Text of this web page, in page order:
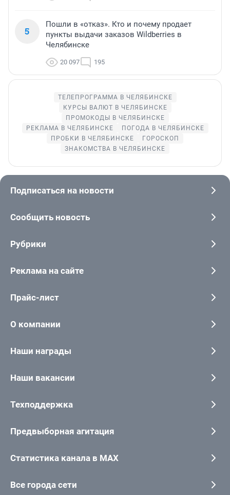
5
Пошли в «отказ». Кто и почему продает
пункты выдачи заказов Wildberries в
Челябинске
20 097 195
ТЕЛЕПРОГРАММА В ЧЕЛЯБИНСКЕ
КУРСЫ ВАЛЮТ В ЧЕЛЯБИНСКЕ
ПРОМОКОДЫ В ЧЕЛЯБИНСКЕ
РЕКЛАМА В ЧЕЛЯБИНСКЕ
ПОГОДА В ЧЕЛЯБИНСКЕ
ПРОБКИ В ЧЕЛЯБИНСКЕ
ГОРОСКОП
ЗНАКОМСТВА В ЧЕЛЯБИНСКЕ
Подписаться на новости
Сообщить новость
Рубрики
Реклама на сайте
Прайс-лист
О компании
Наши награды
Наши вакансии
Техподдержка
Предвыборная агитация
Статистика канала в MAX
Все города сети